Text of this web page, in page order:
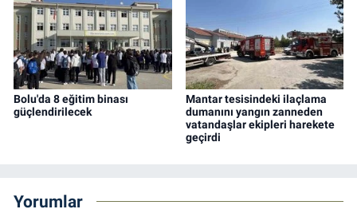
Bolu'da 8 eğitim binası
güçlendirilecek
Mantar tesisindeki ilaçlama
dumanını yangın zanneden
vatandaşlar ekipleri harekete
geçirdi
Yorumlar